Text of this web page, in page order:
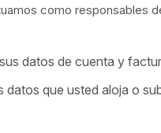
como responsables
datos de cuenta y
datos que usted aloja o